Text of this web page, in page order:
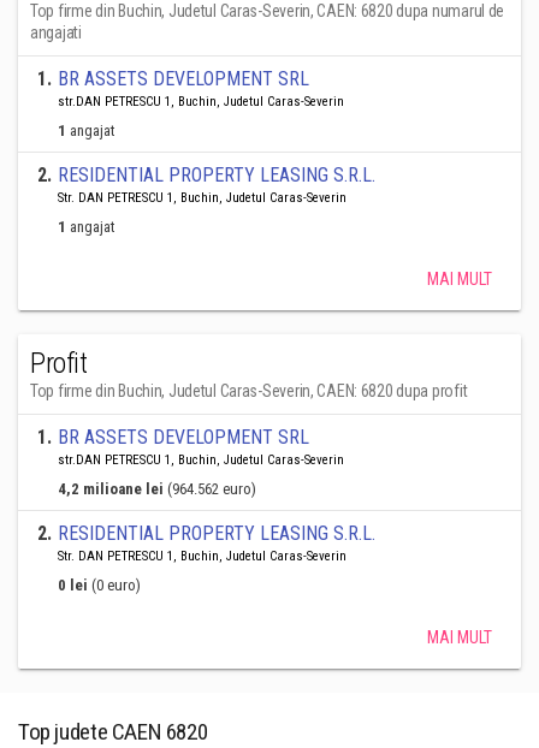
Top firme din Buchin, Judetul Caras-Severin, CAEN: 6820 dupa numarul de
angajati
1. BR ASSETS DEVELOPMENT SRL
str.DAN PETRESCU 1, Buchin, Judetul Caras-Severin
1 angajat
2. RESIDENTIAL PROPERTY LEASING S.R.L.
Str. DAN PETRESCU 1, Buchin, Judetul Caras-Severin
1 angajat
MAI MULT
Profit
Top firme din Buchin, Judetul Caras-Severin, CAEN: 6820 dupa profit
1. BR ASSETS DEVELOPMENT SRL
str.DAN PETRESCU 1, Buchin, Judetul Caras-Severin
4,2 milioane lei (964.562 euro)
2. RESIDENTIAL PROPERTY LEASING S.R.L.
Str. DAN PETRESCU 1, Buchin, Judetul Caras-Severin
0 lei (0 euro)
MAI MULT
Top judete CAEN 6820